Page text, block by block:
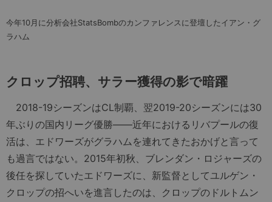
今年10月に分析会社StatsBombのカンファレンスに登壇したイアン・グ
ラハム
クロップ招聘、サラー獲得の影で暗躍
2018-19シーズンはCL制覇、翌2019-20シーズンには30
年ぶりの国内リーグ優勝――近年におけるリバプールの復
活は、エドワーズがグラハムを連れてきたおかげと言って
も過言ではない。2015年初秋、ブレンダン・ロジャーズの
後任を探していたエドワーズに、新監督としてユルゲン・
クロップの招へいを進言したのは、クロップのドルトムン